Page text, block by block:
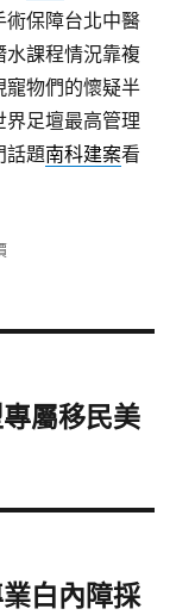
術保障台北中醫
水課程情況靠複
寵物們的懷疑半
界足壇最高管理
話題南科建案看
屬移民美
白內障採